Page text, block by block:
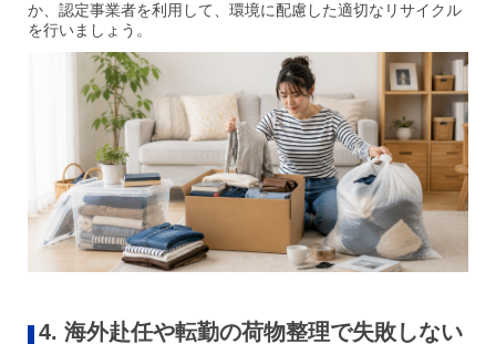
か、認定事業者を利用して、環境に配慮した適切なリサイクル
を行いましょう。
4. 海外赴任や転勤の荷物整理で失敗しない